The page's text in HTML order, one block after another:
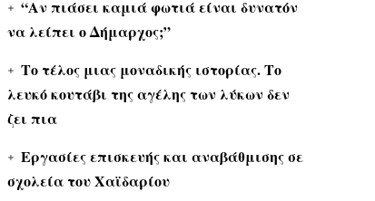
“Αν πιάσει καμιά φωτιά είναι δυνατόν
να λείπει ο Δήμαρχος;”
Το τέλος μιας μοναδικής ιστορίας. Το
λευκό κουτάβι της αγέλης των λύκων δεν
ζει πια
Εργασίες επισκευής και αναβάθμισης σε
σχολεία του Χαϊδαρίου